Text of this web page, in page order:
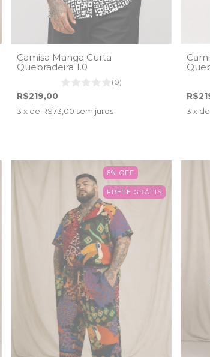
Camisa Manga Curta
Quebradeira 1.0
(0)
R$219,00
3 x de R$73,00 sem juros 3 x de
6%OFF
FRETE GRÁTIS